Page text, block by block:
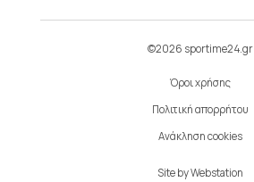
©2026 sportime24.gr
Όροι χρήσης
Πολιτική απορρήτου
Ανάκληση cookies
Site byWebstation